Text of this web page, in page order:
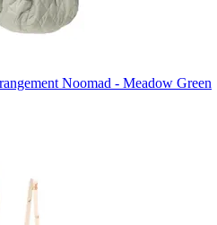
Noomad - Meadow Green